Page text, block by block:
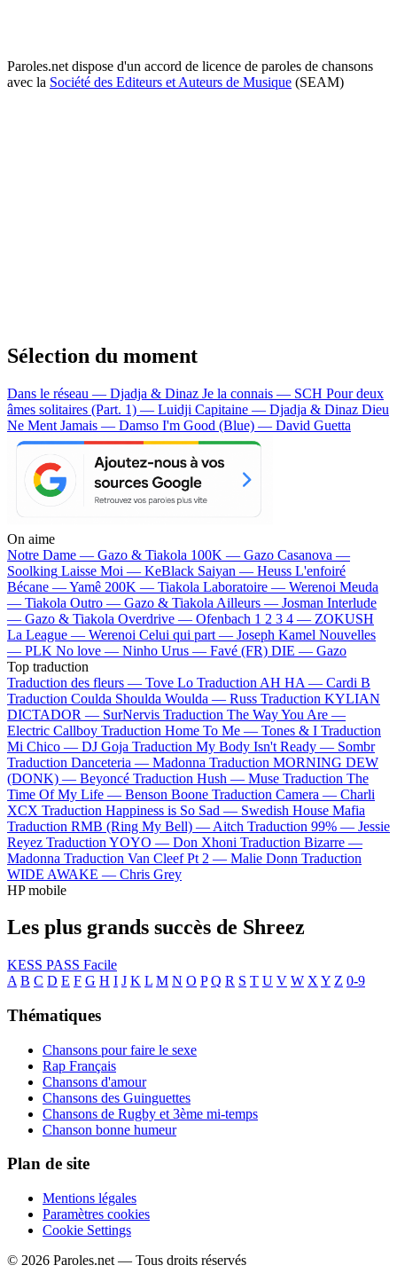
Paroles.net dispose d'un accord de licence de paroles de chansons
avec la Société des Editeurs et Auteurs de Musique (SEAM)
Sélection du moment
Dans le réseau — Djadja & Dinaz Je la connais — SCH Pour deux
âmes solitaires (Part. 1) — Luidji Capitaine — Djadja & Dinaz Dieu
Ne Ment Jamais — Damso I'm Good (Blue) — David Guetta
On aime
Notre Dame — Gazo & Tiakola 100K — Gazo Casanova —
Soolking Laisse Moi — KeBlack Saiyan — Heuss L'enfoiré
Bécane —Yamê 200K — Tiakola Laboratoire — Werenoi Meuda
— Tiakola Outro — Gazo & Tiakola Ailleurs — Josman Interlude
— Gazo & Tiakola Overdrive — Ofenbach 1 2 3 4 — ZOKUSH
La League — Werenoi Celui qui part — Joseph Kamel Nouvelles
— PLK No love — Ninho Urus — Favé (FR) DIE — Gazo
Top traduction
Traduction des fleurs — Tove Lo Traduction AH HA — Cardi B
Traduction Coulda Shoulda Woulda — Russ Traduction KYLIAN
DICTADOR — SurNervis Traduction The Way You Are —
Electric Callboy Traduction Home To Me — Tones & I Traduction
Mi Chico — DJ Goja Traduction My Body Isn't Ready — Sombr
Traduction Danceteria — Madonna Traduction MORNING DEW
(DONK) — Beyoncé Traduction Hush — Muse Traduction The
Time Of My Life — Benson Boone Traduction Camera — Charli
XCX Traduction Happiness is So Sad — Swedish House Mafia
Traduction RMB (Ring My Bell) — Aitch Traduction 99% — Jessie
Reyez Traduction YOYO — Don Xhoni Traduction Bizarre —
Madonna Traduction Van Cleef Pt 2 — Malie Donn Traduction
WIDE AWAKE — Chris Grey
HP mobile
Les plus grands succès de Shreez
KESS PASS Facile
A B C D E F G H I J K L M N O P Q R S T U V W X Y Z 0-9
Thématiques
Chansons pour faire le sexe
Rap Français
Chansons d'amour
Chansons des Guinguettes
Chansons de Rugby et 3ème mi-temps
Chanson bonne humeur
Plan de site
Mentions légales
Paramètres cookies
Cookie Settings
© 2026 Paroles.net — Tous droits réservés